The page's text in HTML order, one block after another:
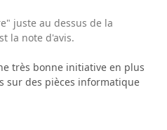
juste au dessus de la
la note d'avis.
très bonne initiative en plus
sur des pièces informatique